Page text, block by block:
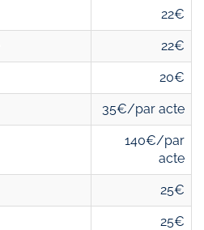
22€
22€
20€
35€/par acte
140€/par
acte
25€
25€